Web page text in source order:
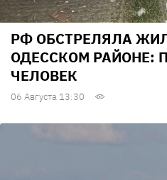
РФ ОБСТРЕЛЯЛА
ОДЕССКОМ РАЙОНЕ:
ЧЕЛОВЕК
06 Августа 13:30